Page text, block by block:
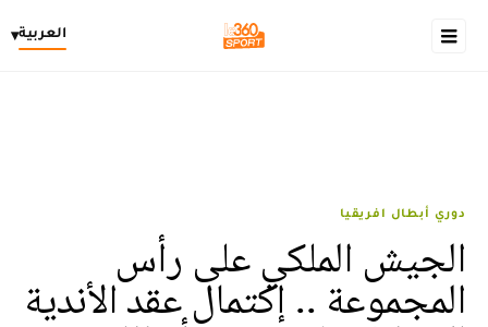
العربية▾
دوري أبطال افريقيا
الجيش الملكي على رأس
المجموعة .. إكتمال عقد الأندية